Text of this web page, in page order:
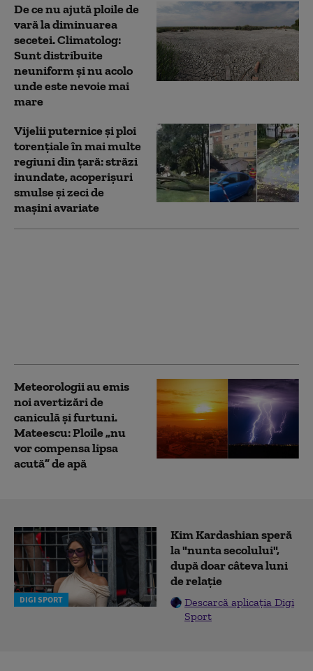
De ce nu ajută ploile de
vară la diminuarea
secetei. Climatolog:
Sunt distribuite
neuniform și nu acolo
unde este nevoie mai
mare
Vijelii puternice și ploi
torențiale în mai multe
regiuni din țară: străzi
inundate, acoperișuri
smulse și zeci de
mașini avariate
Meteorologii au emis
noi avertizări de
caniculă și furtuni.
Mateescu: Ploile „nu
vor compensa lipsa
acută” de apă
DIGI SPORT
Kim Kardashian speră
la "nunta secolului",
după doar câteva luni
de relație
Descarcă aplicația Digi
Sport